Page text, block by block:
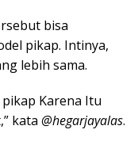
bisa
pikap. Intinya,
lebih sama.
Karena Itu
kata @hegarjayalas.